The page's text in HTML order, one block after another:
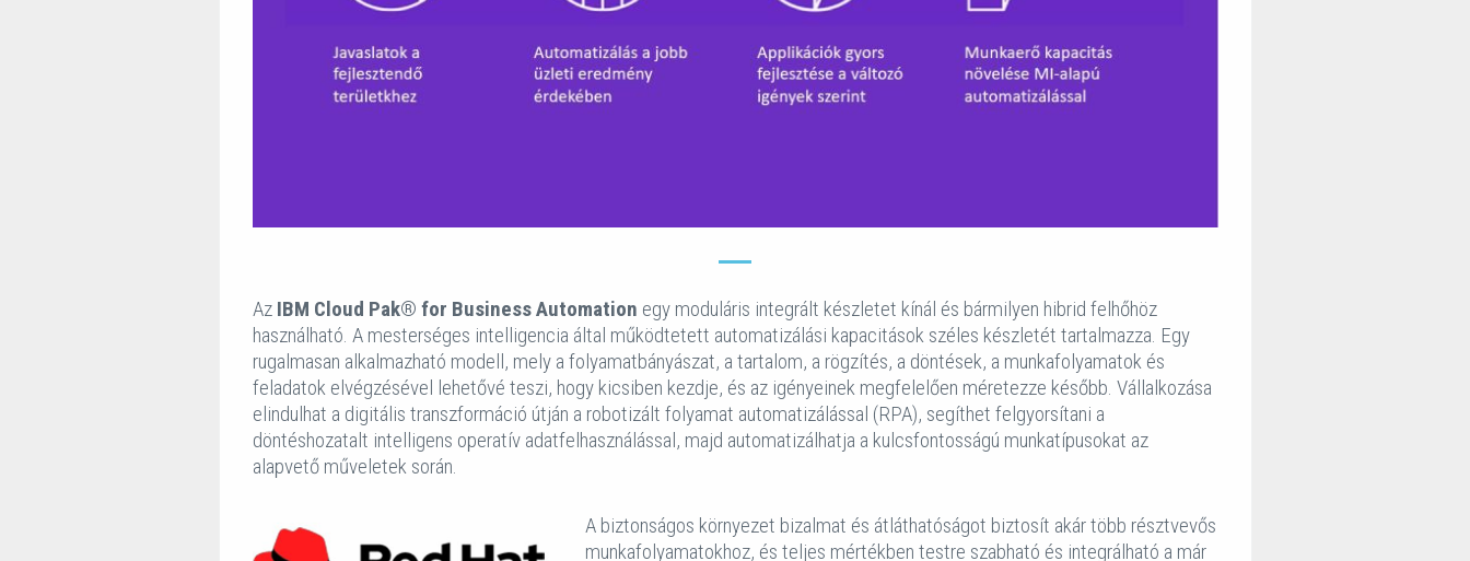
Az IBM Cloud Pak® for Business Automation egy moduláris integrált készletet kínál és bármilyen hibrid felhőhöz
használható. A mesterséges intelligencia által működtetett automatizálási kapacitások széles készletét tartalmazza. Egy
rugalmasan alkalmazható modell, mely a folyamatbányászat, a tartalom, a rögzítés, a döntések, a munkafolyamatok és
feladatok elvégzésével lehetővé teszi, hogy kicsiben kezdje, és az igényeinek megfelelően méretezze később. Vállalkozása
elindulhat a digitális transzformáció útján a robotizált folyamat automatizálással (RPA), segíthet felgyorsítani a
döntéshozatalt intelligens operatív adatfelhasználással, majd automatizálhatja a kulcsfontosságú munkatípusokat az
alapvető műveletek során.
A biztonságos környezet bizalmat és átláthatóságot biztosít akár több résztvevős
munkafolyamatokhoz, és teljes mértékben testre szabható és integrálható a már